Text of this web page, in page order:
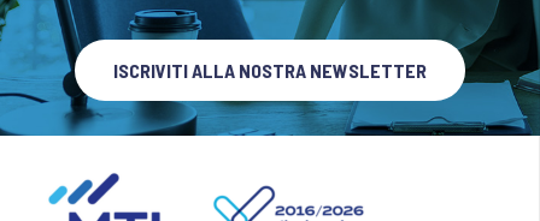
ISCRIVITI ALLA NOSTRA NEWSLETTER